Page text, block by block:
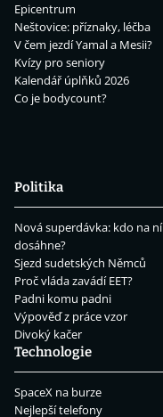
Epicentrum
Neštovice: příznaky, léčba
V čem jezdí Yamal a Mesii?
Kvízy pro seniory
Kalendář úplňků 2026
Co je bodycount?
Politika
Nová superdávka: kdo na ní
dosáhne?
Sjezd sudetských Němců
Proč vláda zavádí EET?
Padni komu padni
Výpověď z práce vzor
Divoký kačer
Technologie
SpaceX na burze
Nejlepší telefony